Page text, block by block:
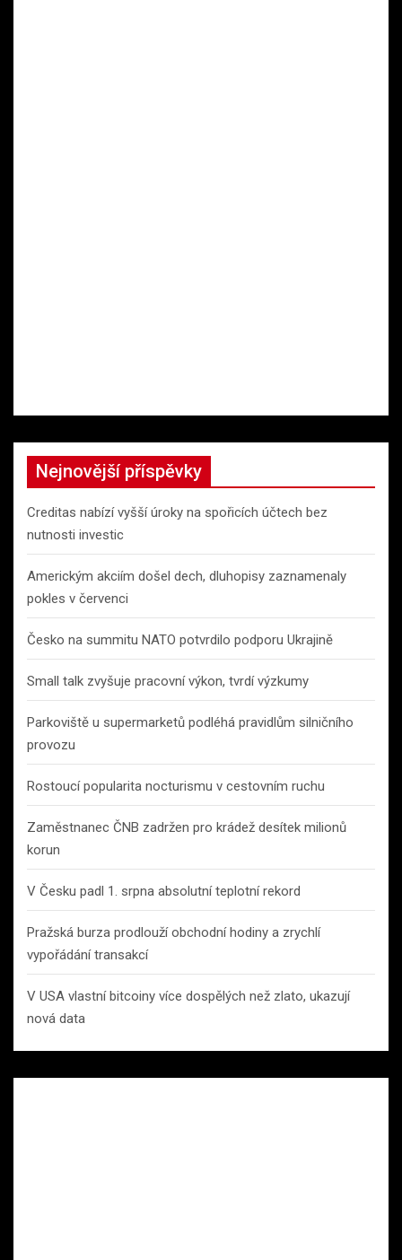
Nejnovější příspěvky
Creditas nabízí vyšší úroky na spořicích účtech bez
nutnosti investic
Americkým akciím došel dech, dluhopisy zaznamenaly
pokles v červenci
Česko na summitu NATO potvrdilo podporu Ukrajině
Small talk zvyšuje pracovní výkon, tvrdí výzkumy
Parkoviště u supermarketů podléhá pravidlům silničního
provozu
Rostoucí popularita nocturismu v cestovním ruchu
Zaměstnanec ČNB zadržen pro krádež desítek milionů
korun
V Česku padl 1. srpna absolutní teplotní rekord
Pražská burza prodlouží obchodní hodiny a zrychlí
vypořádání transakcí
V USA vlastní bitcoiny více dospělých než zlato, ukazují
nová data